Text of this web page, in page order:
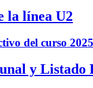
la línea U2
del curso
y Listado